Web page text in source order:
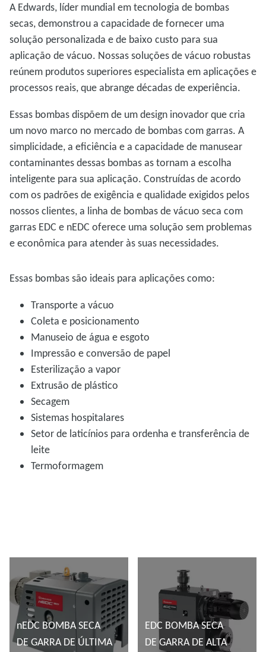
A Edwards, líder mundial em tecnologia de bombas
secas, demonstrou a capacidade de fornecer uma
solução personalizada e de baixo custo para sua
aplicação de vácuo. Nossas soluções de vácuo robustas
reúnem produtos superiores especialista em aplicações e
processos reais, que abrange décadas de experiência.
Essas bombas dispõem de um design inovador que cria
um novo marco no mercado de bombas com garras. A
simplicidade, a eficiência e a capacidade de manusear
contaminantes dessas bombas as tornam a escolha
inteligente para sua aplicação. Construídas de acordo
com os padrões de exigência e qualidade exigidos pelos
nossos clientes, a linha de bombas de vácuo seca com
garras EDC e nEDC oferece uma solução sem problemas
e econômica para atender às suas necessidades.
Essas bombas são ideais para aplicações como:
Transporte a vácuo
Coleta e posicionamento
Manuseio de água e esgoto
Impressão e conversão de papel
Esterilização a vapor
Extrusão de plástico
Secagem
Sistemas hospitalares
Setor de laticínios para ordenha e transferência de
leite
Termoformagem
nEDC BOMBA SECA
DE GARRA DE ÚLTIMA
EDC BOMBA SECA
DE GARRA DE ALTA